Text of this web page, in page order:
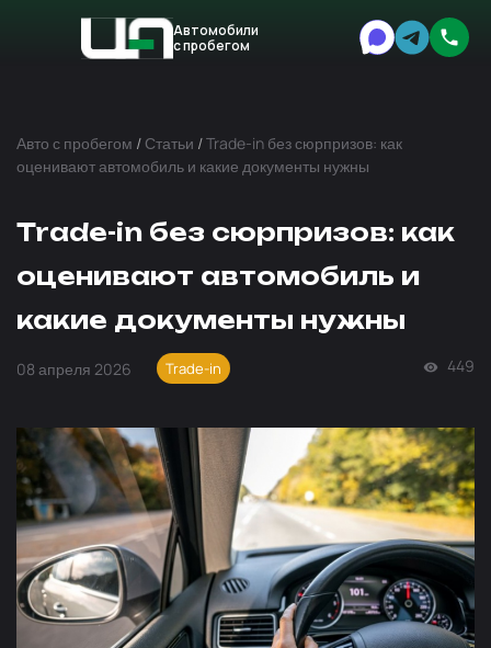
Автомобили
с пробегом
Авто с пробегом / Статьи /Trade-in без сюрпризов: как
оценивают автомобиль и какие документы нужны
Trade-in без сюрпризов: как
оценивают автомобиль и
какие документы нужны
08 апреля 2026 Trade-in 449